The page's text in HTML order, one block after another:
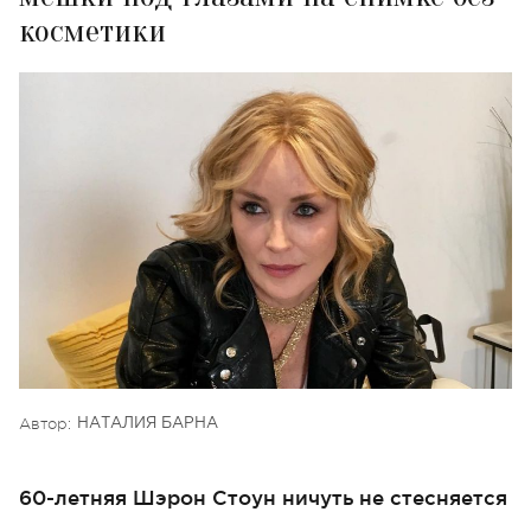
косметики
Автор: НАТАЛИЯ БАРНА
60-летняя Шэрон Стоун ничуть не стесняется